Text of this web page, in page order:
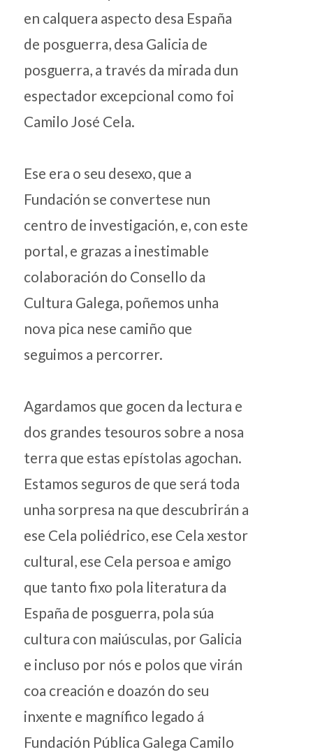
en calquera aspecto desa España
de posguerra, desa Galicia de
posguerra, a través da mirada dun
espectador excepcional como foi
Camilo José Cela.
Ese era o seu desexo, que a
Fundación se convertese nun
centro de investigación, e, con este
portal, e grazas a inestimable
colaboración do Consello da
Cultura Galega, poñemos unha
nova pica nese camiño que
seguimos a percorrer.
Agardamos que gocen da lectura e
dos grandes tesouros sobre a nosa
terra que estas epístolas agochan.
Estamos seguros de que será toda
unha sorpresa na que descubrirán a
ese Cela poliédrico, ese Cela xestor
cultural, ese Cela persoa e amigo
que tanto fixo pola literatura da
España de posguerra, pola súa
cultura con maiúsculas, por Galicia
e incluso por nós e polos que virán
coa creación e doazón do seu
inxente e magnífico legado á
Fundación Pública Galega Camilo